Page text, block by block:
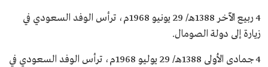
4 ربيع الآخر 1388هـ/ 29 يونيو 1968م، ترأس الوفد السعودي في
زيارة إلى دولة الصومال.
4 جمادى الأولى 1388هـ/ 29 يوليو 1968م، ترأس الوفد السعودي في